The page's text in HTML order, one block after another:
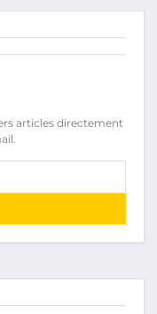
articles directement